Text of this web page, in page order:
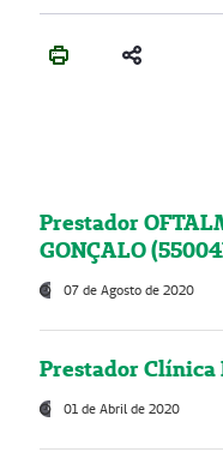
Prestador
GONÇALO
07 de Agosto de 2020
Prestador Clínica
01 de Abril de 2020